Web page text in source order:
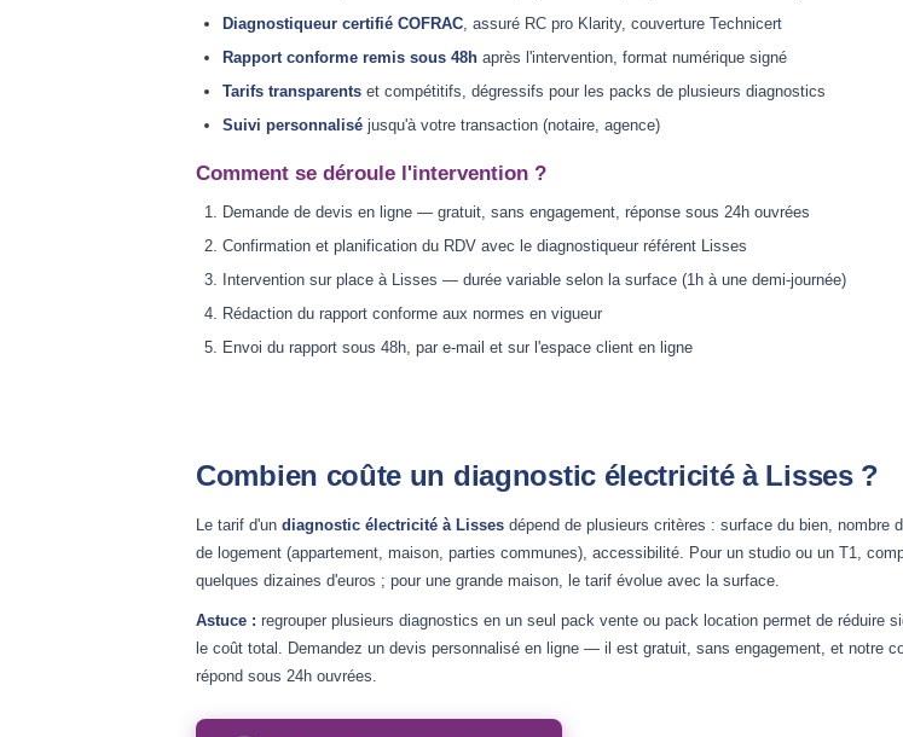
Diagnostiqueur certifié COFRAC, assuré RC pro Klarity, couverture Technicert
Rapport conforme remis sous 48h après l'intervention, format numérique signé
Tarifs transparents et compétitifs, dégressifs pour les packs de plusieurs diagnostics
Suivi personnalisé jusqu'à votre transaction (notaire, agence)
Comment se déroule l'intervention ?
Demande de devis en ligne — gratuit, sans engagement, réponse sous 24h ouvrées
Confirmation et planification du RDV avec le diagnostiqueur référent Lisses
Intervention sur place à Lisses — durée variable selon la surface (1h à une demi-journée)
Rédaction du rapport conforme aux normes en vigueur
Envoi du rapport sous 48h, par e-mail et sur l'espace client en ligne
Combien coûte un diagnostic électricité à Lisses ?
Le tarif d'un diagnostic électricité à Lisses dépend de plusieurs critères : surface du bien, nombre
de logement (appartement, maison, parties communes), accessibilité. Pour un studio ou un T1,
quelques dizaines d'euros ; pour une grande maison, le tarif évolue avec la surface.
Astuce : regrouper plusieurs diagnostics en un seul pack vente ou pack location permet de réduire
le coût total. Demandez un devis personnalisé en ligne — il est gratuit, sans engagement, et notre
répond sous 24h ouvrées.